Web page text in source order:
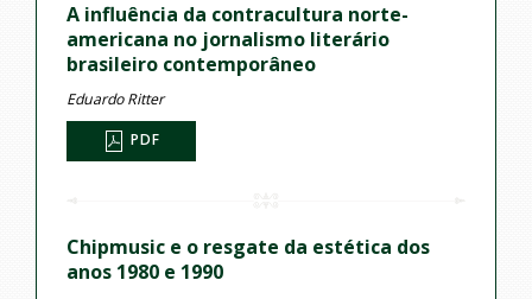
A influência da contracultura norte-
americana no jornalismo literário
brasileiro contemporâneo
Eduardo Ritter
PDF
Chipmusic e o resgate da estética dos
anos 1980 e 1990